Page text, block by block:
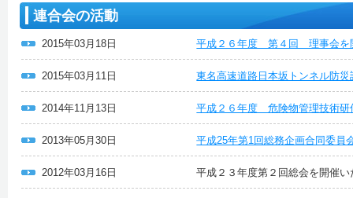
連合会の活動
2015年03月18日 平成２６年度 第４回 理事会を
2015年03月11日 東名高速道路日本坂トンネル防
2014年11月13日 平成２６年度 危険物管理技術研
2013年05月30日 平成25年第1回総務企画合同委員
2012年03月16日 平成２３年度第２回総会を開催